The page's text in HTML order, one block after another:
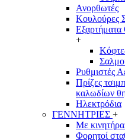
Ανορθωτές
Κουλούρες
Εξαρτήματα
+
Ρυθμιστές
Πρίζες
καλωδίων
Ηλεκτρόδια
ΓΕΝΝΗΤΡΙΕΣ +
Με
Φορητοί